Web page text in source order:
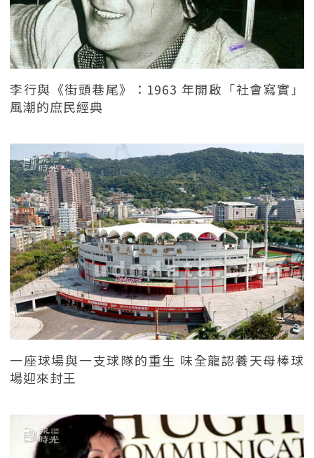
李行與《街頭巷尾》：1963 年開啟「社會寫實」
風潮的庶民經典
一座球場與一支球隊的重生 味全龍認養天母棒球
場迎來封王